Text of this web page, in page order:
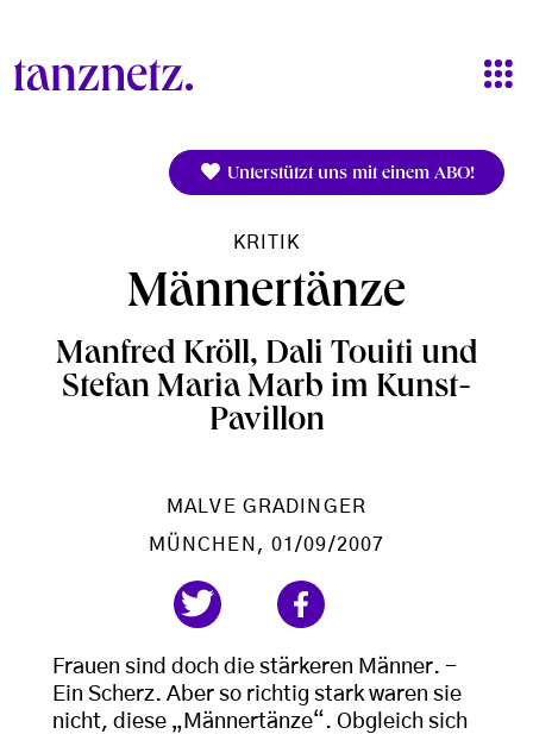
Unterstützt uns mit einem ABO!
KRITIK
Männertänze
Manfred Kröll, Dali Touiti und
Stefan Maria Marb im Kunst-
Pavillon
MALVE GRADINGER
MÜNCHEN , 01/09/2007
Frauen sind doch die stärkeren Männer. -
Ein Scherz. Aber so richtig stark waren sie
nicht, diese „Männertänze“. Obgleich sich